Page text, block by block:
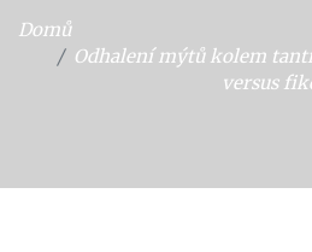
Domů
Odhalení mýtů kolem
versus